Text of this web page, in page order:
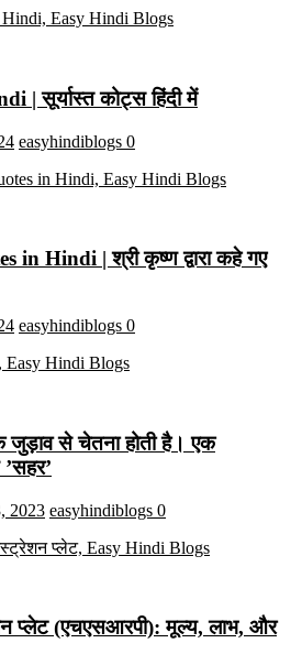
| सूर्यास्त कोट्स हिंदी में
easyhindiblogs 0
in Hindi | श्री कृष्ण द्वारा कहे गए
easyhindiblogs 0
से चेतना होती है। एक
2023 easyhindiblogs 0
प्लेट (एचएसआरपी): मूल्य, लाभ, और